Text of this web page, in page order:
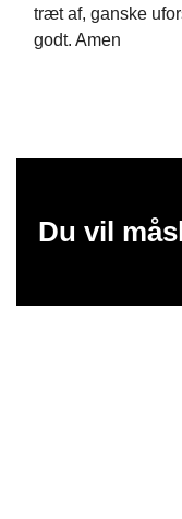
træt af, ganske
godt. Amen
Du vil